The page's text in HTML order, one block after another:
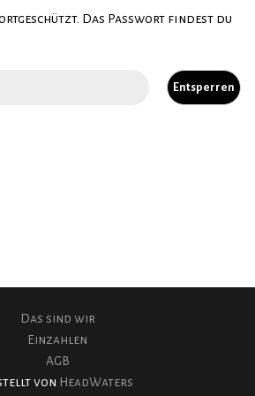
OBC
Das Passwort findest du
von HeadWaters
AGB
Einzahlen
Das sind wir